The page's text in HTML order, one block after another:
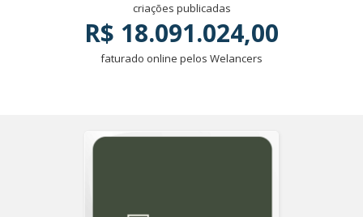
criações publicadas
R$ 18.091.024,00
faturado online pelos Welancers